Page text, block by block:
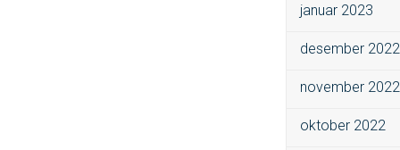
januar 2023
desember 2022
november 2022
oktober 2022